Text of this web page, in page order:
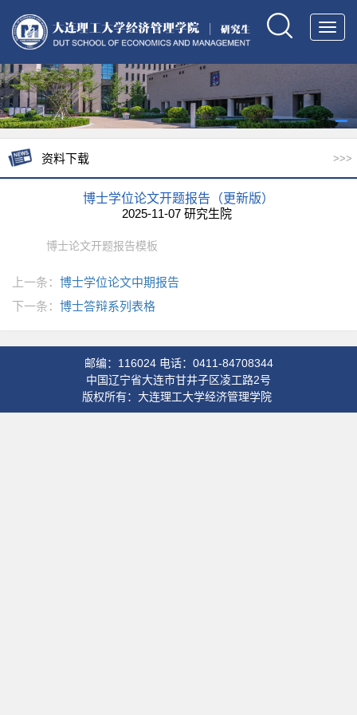
资料下载 >>>
博士学位论文开题报告（更新版）
2025-11-07 研究生院
博士论文开题报告模板
上一条： 博士学位论文中期报告
下一条： 博士答辩系列表格
邮编：116024 电话：0411-84708344
中国辽宁省大连市甘井子区凌工路2号
版权所有：大连理工大学经济管理学院